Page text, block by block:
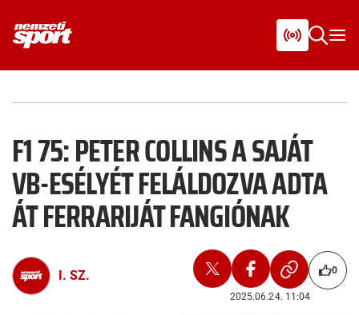
F1 75: PETER COLLINS A SAJÁT
VB-ESÉLYÉT FELÁLDOZVA ADTA
ÁT FERRARIJÁT FANGIÓNAK
I. SZ. 0
2025.06.24. 11:04